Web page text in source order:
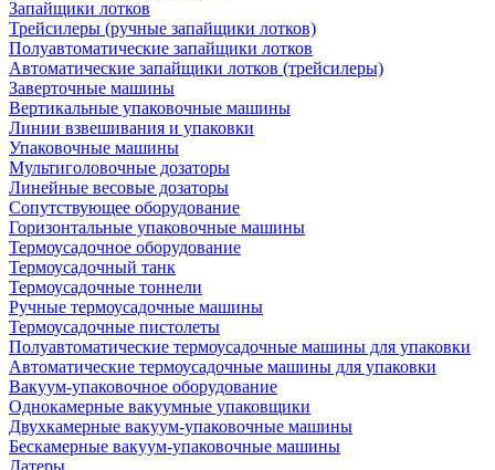
Запайщики лотков
Трейсилеры (ручные запайщики лотков)
Полуавтоматические запайщики лотков
Автоматические запайщики лотков (трейсилеры)
Заверточные машины
Вертикальные упаковочные машины
Линии взвешивания и упаковки
Упаковочные машины
Мультиголовочные дозаторы
Линейные весовые дозаторы
Сопутствующее оборудование
Горизонтальные упаковочные машины
Термоусадочное оборудование
Термоусадочный танк
Термоусадочные тоннели
Ручные термоусадочные машины
Термоусадочные пистолеты
Полуавтоматические термоусадочные машины для упаковки
Автоматические термоусадочные машины для упаковки
Вакуум-упаковочное оборудование
Однокамерные вакуумные упаковщики
Двухкамерные вакуум-упаковочные машины
Бескамерные вакуум-упаковочные машины
Датеры